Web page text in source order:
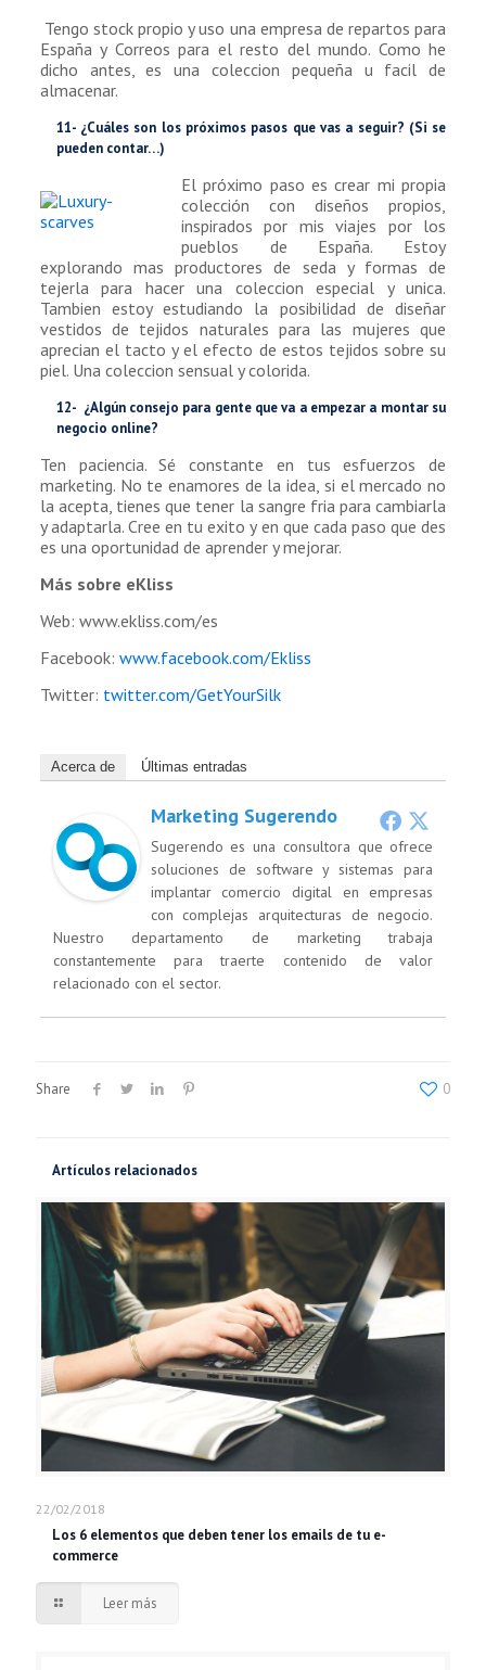
Tengo stock propio y uso una empresa de repartos para
España y Correos para el resto del mundo. Como he
dicho antes, es una coleccion pequeña u facil de
almacenar.
11- ¿Cuáles son los próximos pasos que vas a seguir? (Si se
pueden contar…)
El próximo paso es crear mi propia
colección con diseños propios,
inspirados por mis viajes por los
pueblos de España. Estoy
explorando mas productores de seda y formas de
tejerla para hacer una coleccion especial y unica.
Tambien estoy estudiando la posibilidad de diseñar
vestidos de tejidos naturales para las mujeres que
aprecian el tacto y el efecto de estos tejidos sobre su
piel. Una coleccion sensual y colorida.
12- ¿Algún consejo para gente que va a empezar a montar su
negocio online?
Ten paciencia. Sé constante en tus esfuerzos de
marketing. No te enamores de la idea, si el mercado no
la acepta, tienes que tener la sangre fria para cambiarla
y adaptarla. Cree en tu exito y en que cada paso que des
es una oportunidad de aprender y mejorar.
Más sobre eKliss
Web: www.ekliss.com/es
Facebook: www.facebook.com/Ekliss
Twitter: twitter.com/GetYourSilk
Acerca de Últimas entradas
Marketing Sugerendo
Sugerendo es una consultora que ofrece
soluciones de software y sistemas para
implantar comercio digital en empresas
con complejas arquitecturas de negocio.
Nuestro departamento de marketing trabaja
constantemente para traerte contenido de valor
relacionado con el sector.
Share 0
Artículos relacionados
22/02/2018
Los 6 elementos que deben tener los emails de tu e-
commerce
Leer más